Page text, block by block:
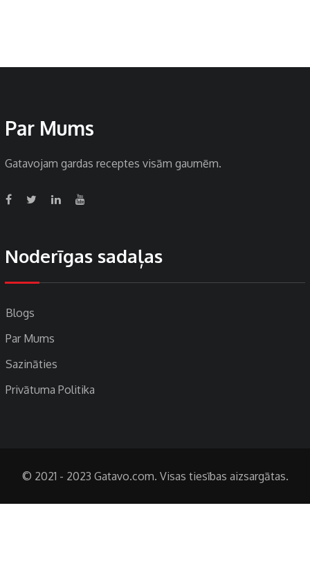
Par Mums
Gatavojam gardas receptes visām gaumēm.
Noderīgas sadaļas
Blogs
Par Mums
Sazināties
Privātuma Politika
© 2021 - 2023 Gatavo.com. Visas tiesības aizsargātas.